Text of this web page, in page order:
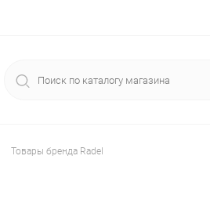
Товары бренда Radel